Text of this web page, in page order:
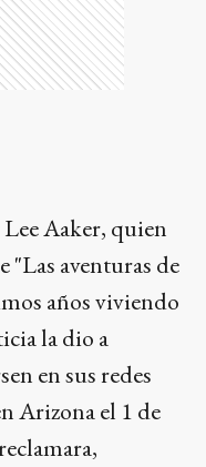
Aaker, quien
aventuras de
años viviendo
la dio a
en sus redes
Arizona el 1 de